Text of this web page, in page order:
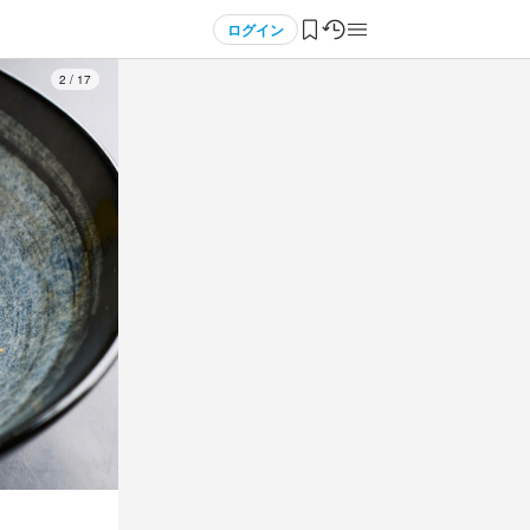
ログイン
3 / 17